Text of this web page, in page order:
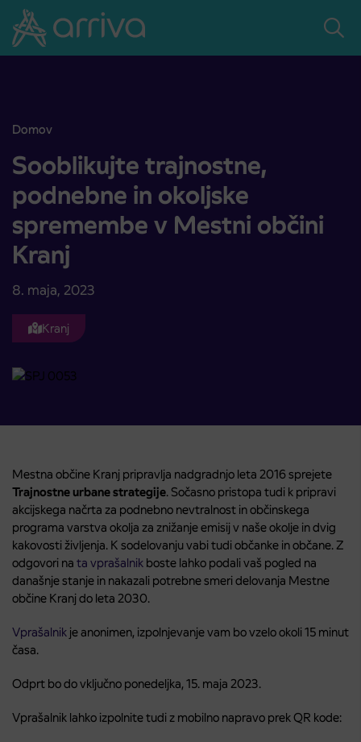
Skoči na vsebino
Domov
Sooblikujte trajnostne, podnebne in okoljske spremembe v Mestni
Sooblikujte trajnostne,
podnebne in okoljske
spremembe v Mestni občini
Kranj
8. maja, 2023
Kranj
Mestna občine Kranj pripravlja nadgradnjo leta 2016 sprejete
Trajnostne urbane strategije. Sočasno pristopa tudi k pripravi
akcijskega načrta za podnebno nevtralnost in občinskega
programa varstva okolja za znižanje emisij v naše okolje in dvig
kakovosti življenja. K sodelovanju vabi tudi občanke in občane. Z
odgovori na ta vprašalnik boste lahko podali vaš pogled na
današnje stanje in nakazali potrebne smeri delovanja Mestne
občine Kranj do leta 2030.
Vprašalnik je anonimen, izpolnjevanje vam bo vzelo okoli 15 minut
časa.
Odprt bo do vključno ponedeljka, 15. maja 2023.
Vprašalnik lahko izpolnite tudi z mobilno napravo prek QR kode: